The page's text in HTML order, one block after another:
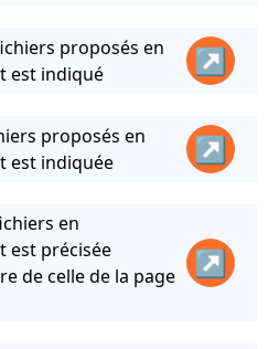
proposés en
est indiqué
↗
proposés en
est indiquée
↗
en
est précisée
de celle de la page
↗